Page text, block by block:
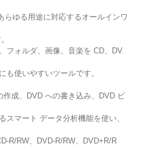
らゆる用途に対応するオールインワ
フォルダ、画像、音楽を CD、DV
も使いやすいツールです。
作成、DVD への書き込み、DVD ビ
スマート データ分析機能を使い、
R/RW、DVD-R/RW、DVD+R/R